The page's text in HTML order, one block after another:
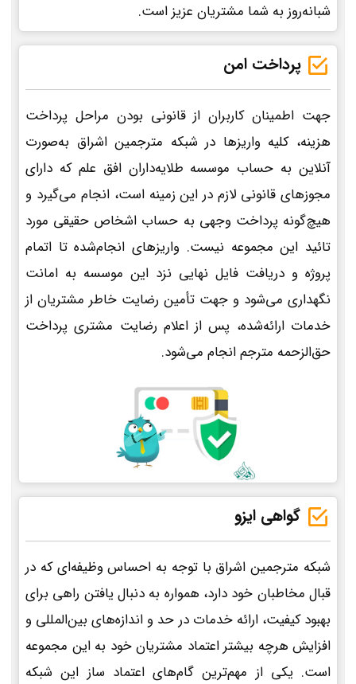
شبانه‌روز به شما مشتریان عزیز است.
پرداخت امن
جهت اطمینان کاربران از قانونی بودن مراحل پرداخت
هزینه، کلیه واریزها در شبکه مترجمین اشراق به‌صورت
آنلاین به حساب موسسه طلایه‌داران افق علم که دارای
مجوزهای قانونی لازم در این زمینه است، انجام می‌گیرد و
هیچ‌گونه پرداخت وجهی به حساب اشخاص حقیقی مورد
تائید این مجموعه نیست. واریزهای انجام‌شده تا اتمام
پروژه و دریافت فایل نهایی نزد این موسسه به امانت
نگهداری می‌شود و جهت تأمین رضایت خاطر مشتریان از
خدمات ارائه‌شده، پس از اعلام رضایت مشتری پرداخت
حق‌الزحمه مترجم انجام می‌شود.
گواهی ایزو
شبکه مترجمین اشراق با توجه به احساس وظیفه‌ای که در
قبال مخاطبان خود دارد، همواره به دنبال یافتن راهی برای
بهبود کیفیت، ارائه خدمات در حد و اندازه‌های بین‌المللی و
افزایش هرچه بیشتر اعتماد مشتریان خود به این مجموعه
است. یکی از مهم‌ترین گام‌های اعتماد ساز این شبکه